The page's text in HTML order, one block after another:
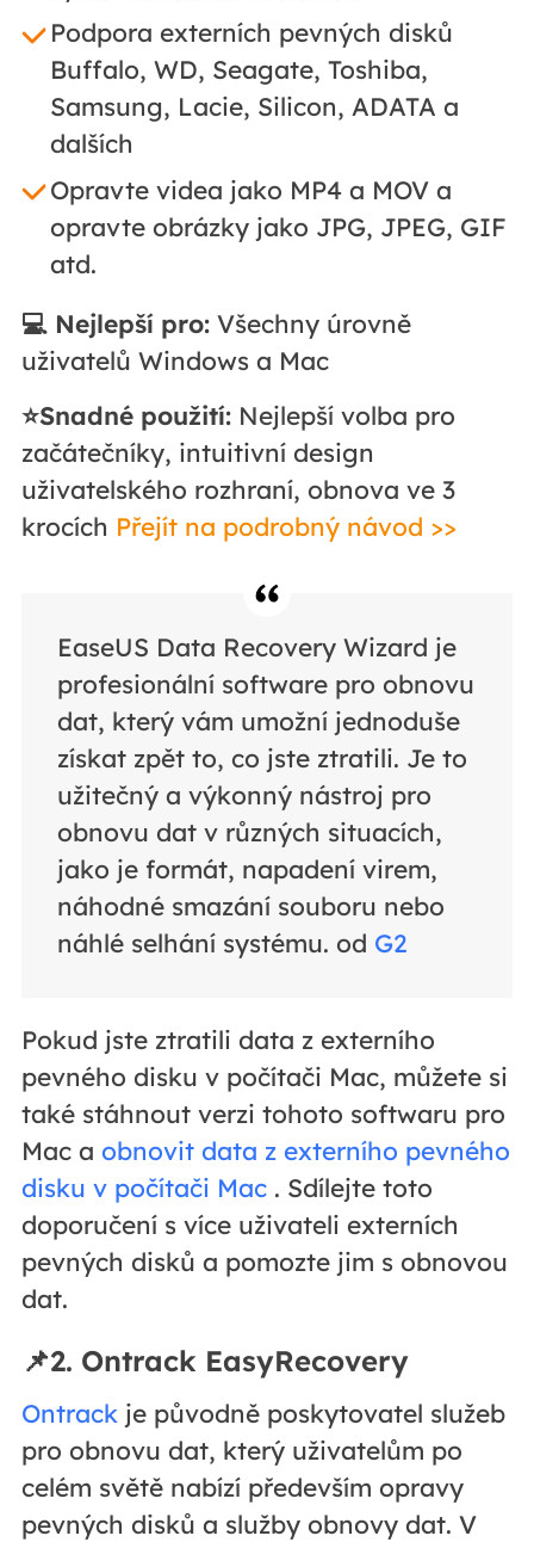
Podpora externích pevných disků
Buffalo, WD, Seagate, Toshiba,
Samsung, Lacie, Silicon, ADATA a
dalších
Opravte videa jako MP4 a MOV a
opravte obrázky jako JPG, JPEG, GIF
atd.
💻 Nejlepší pro:Všechny úrovně
uživatelů Windows a Mac
⭐Snadné použití:Nejlepší volba pro
začátečníky, intuitivní design
uživatelského rozhraní, obnova ve 3
krocích Přejít na podrobný návod >>
EaseUS Data Recovery Wizard je
profesionální software pro obnovu
dat, který vám umožní jednoduše
získat zpět to, co jste ztratili. Je to
užitečný a výkonný nástroj pro
obnovu dat v různých situacích,
jako je formát, napadení virem,
náhodné smazání souboru nebo
náhlé selhání systému. od G2
Pokud jste ztratili data z externího
pevného disku v počítači Mac, můžete si
také stáhnout verzi tohoto softwaru pro
Mac a obnovit data z externího pevného
disku v počítači Mac. Sdílejte toto
doporučení s více uživateli externích
pevných disků a pomozte jim s obnovou
dat.
📌2. Ontrack EasyRecovery
Ontrackje původně poskytovatel služeb
pro obnovu dat, který uživatelům po
celém světě nabízí především opravy
pevných disků a služby obnovy dat. V